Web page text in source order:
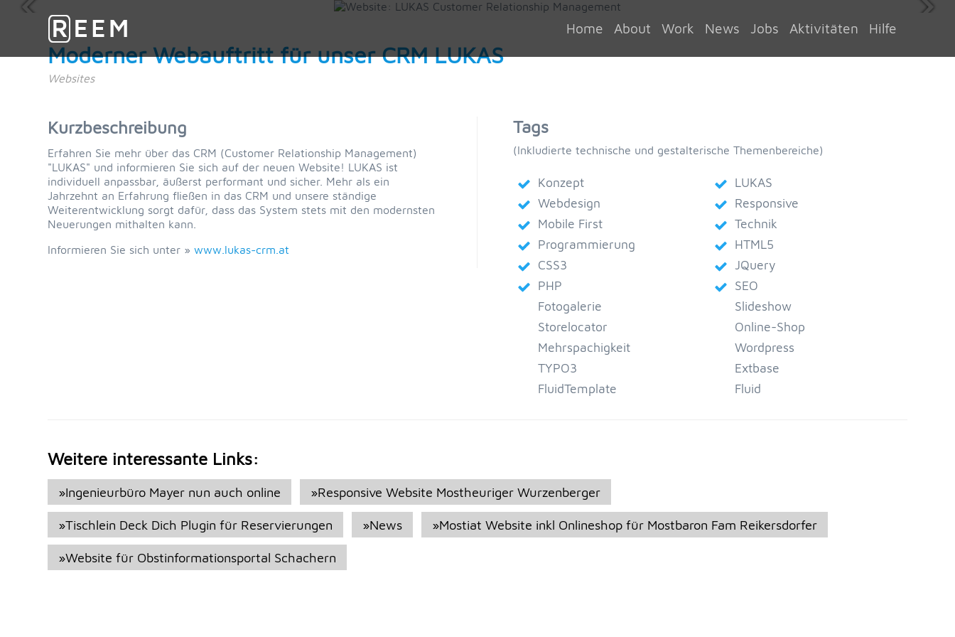
Home About Work News Jobs Aktivitäten Hilfe
Moderner Webauftritt für unser CRM LUKAS
Websites
Kurzbeschreibung
Erfahren Sie mehr über das CRM (Customer Relationship Management)
"LUKAS" und informieren Sie sich auf der neuen Website! LUKAS ist
individuell anpassbar, äußerst performant und sicher. Mehr als ein
Jahrzehnt an Erfahrung fließen in das CRM und unsere ständige
Weiterentwicklung sorgt dafür, dass das System stets mit den modernsten
Neuerungen mithalten kann.
Informieren Sie sich unter »www.lukas-crm.at
Tags
(Inkludierte technische und gestalterische Themenbereiche)
Konzept
LUKAS
Webdesign
Responsive
Mobile First
Technik
Programmierung
HTML5
CSS3
JQuery
PHP
SEO
Fotogalerie
Slideshow
Storelocator
Online-Shop
Mehrspachigkeit
Wordpress
TYPO3
Extbase
FluidTemplate
Fluid
Weitere interessante Links:
»Ingenieurbüro Mayer nun auch online »Responsive Website Mostheuriger Wurzenberger
»Tischlein Deck Dich Plugin für Reservierungen »News »Mostiat Website inkl Onlineshop für Mostbaron Fam Reikersdorfer
»Website für Obstinformationsportal Schachern